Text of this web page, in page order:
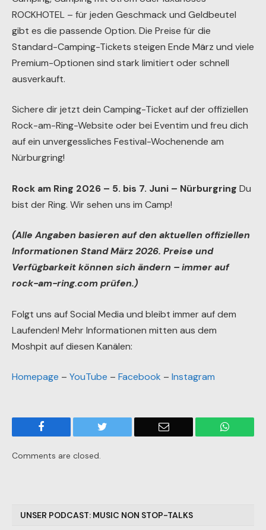
ROCKHOTEL – für jeden Geschmack und Geldbeutel
gibt es die passende Option. Die Preise für die
Standard-Camping-Tickets steigen Ende März und viele
Premium-Optionen sind stark limitiert oder schnell
ausverkauft.
Sichere dir jetzt dein Camping-Ticket auf der offiziellen
Rock-am-Ring-Website oder bei Eventim und freu dich
auf ein unvergessliches Festival-Wochenende am
Nürburgring!
Rock am Ring 2026 – 5. bis 7. Juni – Nürburgring Du
bist der Ring. Wir sehen uns im Camp!
(Alle Angaben basieren auf den aktuellen offiziellen
Informationen Stand März 2026. Preise und
Verfügbarkeit können sich ändern – immer auf
rock-am-ring.com prüfen.)
Folgt uns auf Social Media und bleibt immer auf dem
Laufenden! Mehr Informationen mitten aus dem
Moshpit auf diesen Kanälen:
Homepage – YouTube – Facebook – Instagram
Email
Comments are closed.
UNSER PODCAST: MUSIC NON STOP-TALKS